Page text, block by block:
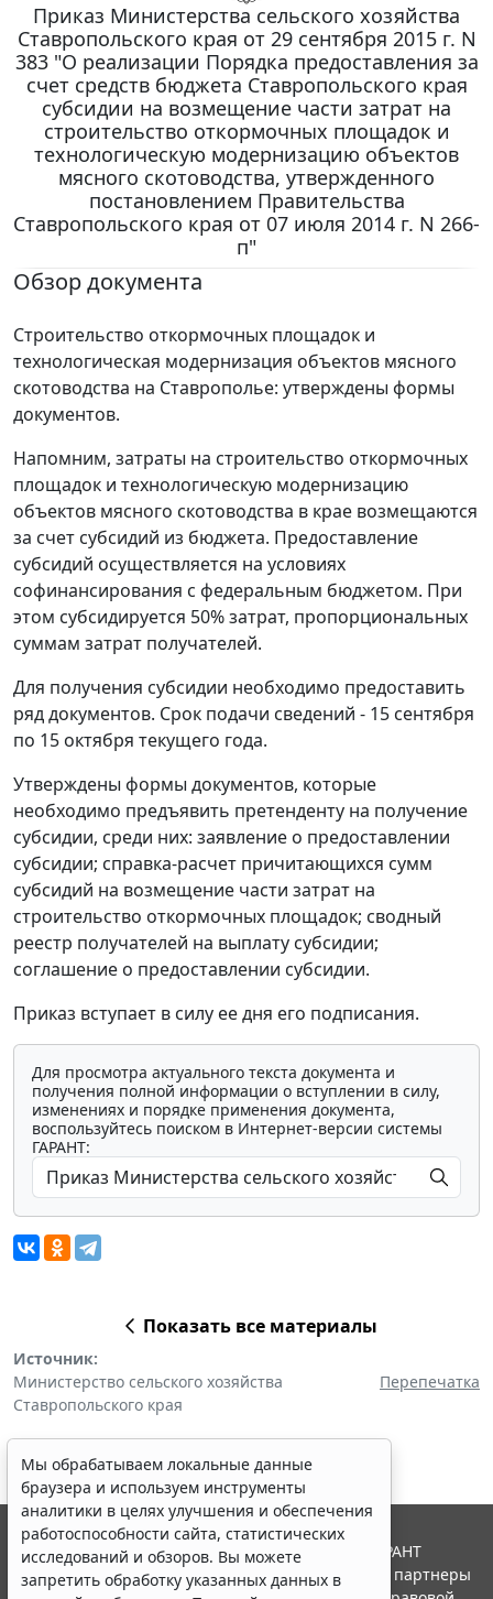
Приказ Министерства сельского хозяйства
Ставропольского края от 29 сентября 2015 г. N
383 "О реализации Порядка предоставления за
счет средств бюджета Ставропольского края
субсидии на возмещение части затрат на
строительство откормочных площадок и
технологическую модернизацию объектов
мясного скотоводства, утвержденного
постановлением Правительства
Ставропольского края от 07 июля 2014 г. N 266-
п"
Обзор документа
Строительство откормочных площадок и
технологическая модернизация объектов мясного
скотоводства на Ставрополье: утверждены формы
документов.
Напомним, затраты на строительство откормочных
площадок и технологическую модернизацию
объектов мясного скотоводства в крае возмещаются
за счет субсидий из бюджета. Предоставление
субсидий осуществляется на условиях
софинансирования с федеральным бюджетом. При
этом субсидируется 50% затрат, пропорциональных
суммам затрат получателей.
Для получения субсидии необходимо предоставить
ряд документов. Срок подачи сведений - 15 сентября
по 15 октября текущего года.
Утверждены формы документов, которые
необходимо предъявить претенденту на получение
субсидии, среди них: заявление о предоставлении
субсидии; справка-расчет причитающихся сумм
субсидий на возмещение части затрат на
строительство откормочных площадок; сводный
реестр получателей на выплату субсидии;
соглашение о предоставлении субсидии.
Приказ вступает в силу ее дня его подписания.
Для просмотра актуального текста документа и
получения полной информации о вступлении в силу,
изменениях и порядке применения документа,
воспользуйтесь поиском в Интернет-версии системы
ГАРАНТ:
Показать все материалы
Источник:
Министерство сельского хозяйства
Ставропольского края
Перепечатка
Мы обрабатываем локальные данные
браузера и используем инструменты
аналитики в целях улучшения и обеспечения
работоспособности сайта, статистических
исследований и обзоров. Вы можете
запретить обработку указанных данных в
© ООО "НПП "ГАРАНТ-СЕРВИС", 2026. Система ГАРАНТ
выпускается с 1990 года. Компания "Гарант" и ее партнеры